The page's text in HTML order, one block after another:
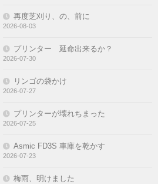
再度芝刈り、の、前に
2026-08-03
プリンター 延命出来るか？
2026-07-30
リンゴの袋かけ
2026-07-27
プリンターが壊れちまった
2026-07-25
Asmic FD3S 車庫を乾かす
2026-07-23
梅雨、明けました